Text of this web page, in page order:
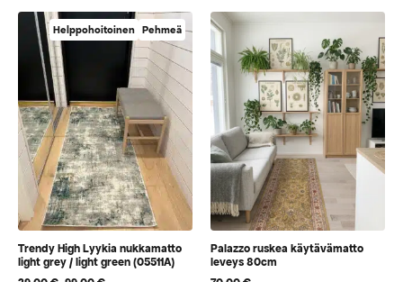
vaihtoehtoja,
jotka
voidaan
valita
tuotteen
sivulla
vaihtoehtoja,
jotka
voidaan
valita
tuotteen
sivulla
Helppohoitoinen Pehmeä
Trendy High Lyykia nukkamatto
light grey / light green (05511A)
Palazzo ruskea käytävämatto
leveys 80cm